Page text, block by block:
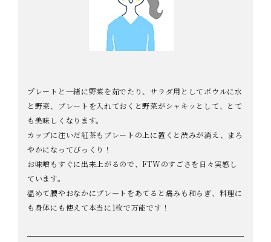
プレートと一緒に野菜を茹でたり、サラダ用としてボウルに水
と野菜、プレートを入れておくと野菜がシャキッとして、とて
も美味しくなります。
カップに注いだ紅茶もプレートの上に置くと渋みが消え、まろ
やかになってびっくり！
お味噌もすぐに出来上がるので、FTWのすごさを日々実感し
ています。
温めて腰やおなかにプレートをあてると痛みも和らぎ、料理に
も身体にも使えて本当に1枚で万能です！